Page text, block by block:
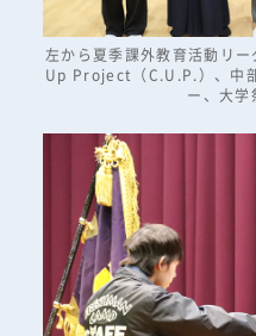
左から夏季課外教育活動リ
Up Project（C.U.P.）、中
ー、大学